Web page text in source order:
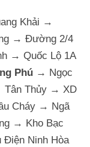
Khải →
→ Đường 2/4
→ Quốc Lộ 1A
Phú → Ngọc
Thủy → XD
Cháy → Ngã
→ Kho Bạc
Ninh Hòa